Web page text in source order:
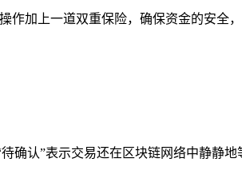
作加上一道双重保险，确保资金的安全
确认”表示交易还在区块链网络中静静地